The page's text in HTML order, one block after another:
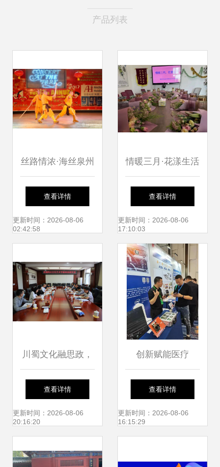
产品列表
丝路情浓·海丝泉州
——泉州文化艺术
团赴菲律宾马尼拉
查看详情
更新时间：2026-08-06
02:42:58
情暖三月·花漾生活
| 穗东街举办妇女
节禁毒主题插花活
动
查看详情
更新时间：2026-08-06
17:10:03
川蜀文化融思政，
艺术课堂谱新篇
——四川文化艺术
查看详情
更新时间：2026-08-06
20:16:20
创新赋能医疗
Enclustra闪耀亮相
2024医用内窥镜技
查看详情
更新时间：2026-08-06
16:15:29